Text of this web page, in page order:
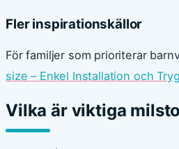
Fler inspirationskällor
För familjer som prioriterar
size – Enkel Installation och
Vilka är viktiga